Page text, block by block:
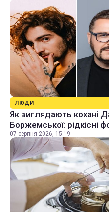
ЛЮДИ
Як виглядають кохані
Боржемської: рідкісні
07 серпня 2026, 15:19